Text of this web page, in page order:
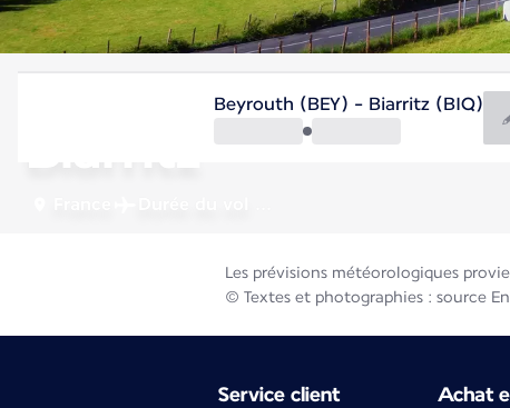
Biarritz
Beyrouth (BEY) - Biarritz (BIQ)
Les prévisions météorologiques
© Textes et photographies : source
Service client Achat